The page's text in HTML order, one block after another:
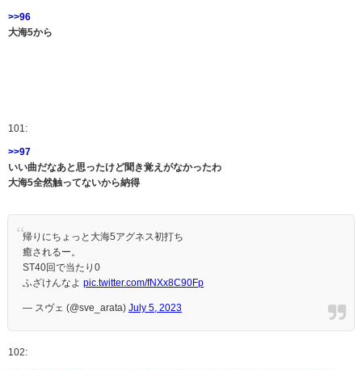
>>96
大海5から
101:
>>97
いい曲だなあと思ったけど聞き覚えがなかったわ
大海5全然触ってないから納得
帰りにちょっと大海5アグネス初打ち
癒されるー。
ST40回で当たり0
ふざけんなよ pic.twitter.com/fNXx8C90Fp
— スヴェ (@sve_arata) July 5, 2023
102: